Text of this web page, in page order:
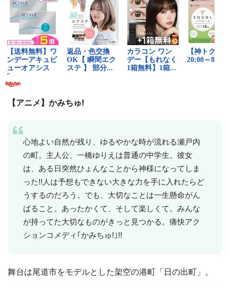
【アニメ】かみちゅ!
心地よい自然が残り、ゆるやかな時が流れる瀬戸内
の町。主人公、一橋ゆりえは普通の中学生。彼女
は、ある日突然ひょんなことから神様になってしま
った!!人は予想もできない大きな力を手に入れたらど
うするのだろう。でも、大切なことは一生懸命がん
ばること。あったかくて、そして楽しくて。みんな
が持ってた大切なものがきっと見つかる。痛快アク
ションコメディ｢かみちゅ!｣!!
舞台は尾道市をモデルとした架空の港町「日の出町」。